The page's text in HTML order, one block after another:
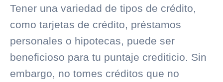
Tener una variedad de tipos de crédito,
como tarjetas de crédito, préstamos
personales o hipotecas, puede ser
beneficioso para tu puntaje crediticio. Sin
embargo, no tomes créditos que no